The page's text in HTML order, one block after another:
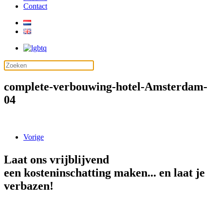
Contact
complete-verbouwing-hotel-Amsterdam-
04
Vorige
Laat ons vrijblijvend
een kosteninschatting maken... en laat je
verbazen!